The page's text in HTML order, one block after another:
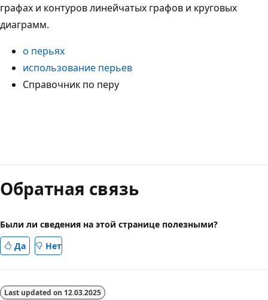
графах и контуров линейчатых графов и круговых
диаграмм.
о перьях
использование перьев
Справочник по перу
чтения
выключен
Обратная связь
Были ли сведения на этой странице полезными?
Да
Нет
Last updated on 12.03.2025